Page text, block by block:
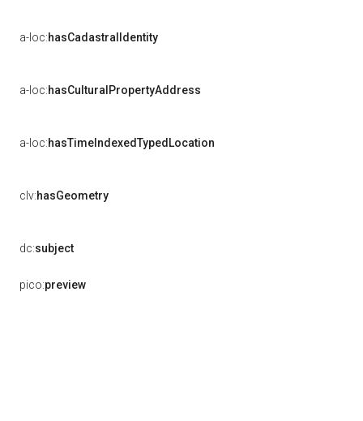
a-loc:hasCadastralIdentity
a-loc:hasCulturalPropertyAddress
a-loc:hasTimeIndexedTypedLocation
clv:hasGeometry
dc:subject
pico:preview